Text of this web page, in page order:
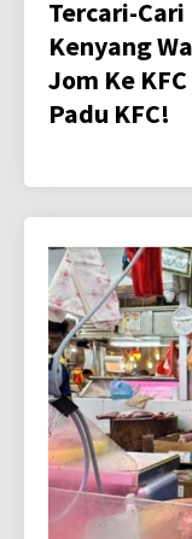
Tercari-
Kenyang
Jom Ke
Padu KFC!